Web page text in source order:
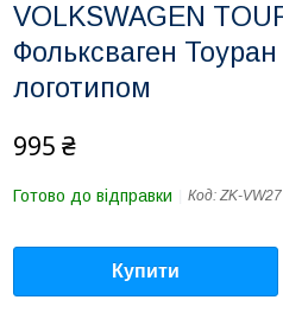
VOLKSWAGEN
Фольксваген
логотипом
995 ₴
Готово до відправки Код: ZK-
Купити